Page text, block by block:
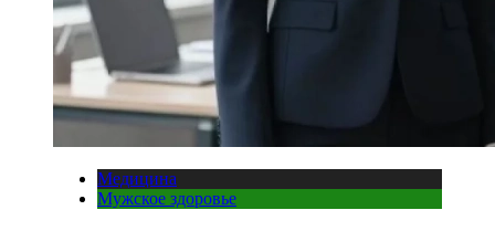
Медицина
Мужское здоровье